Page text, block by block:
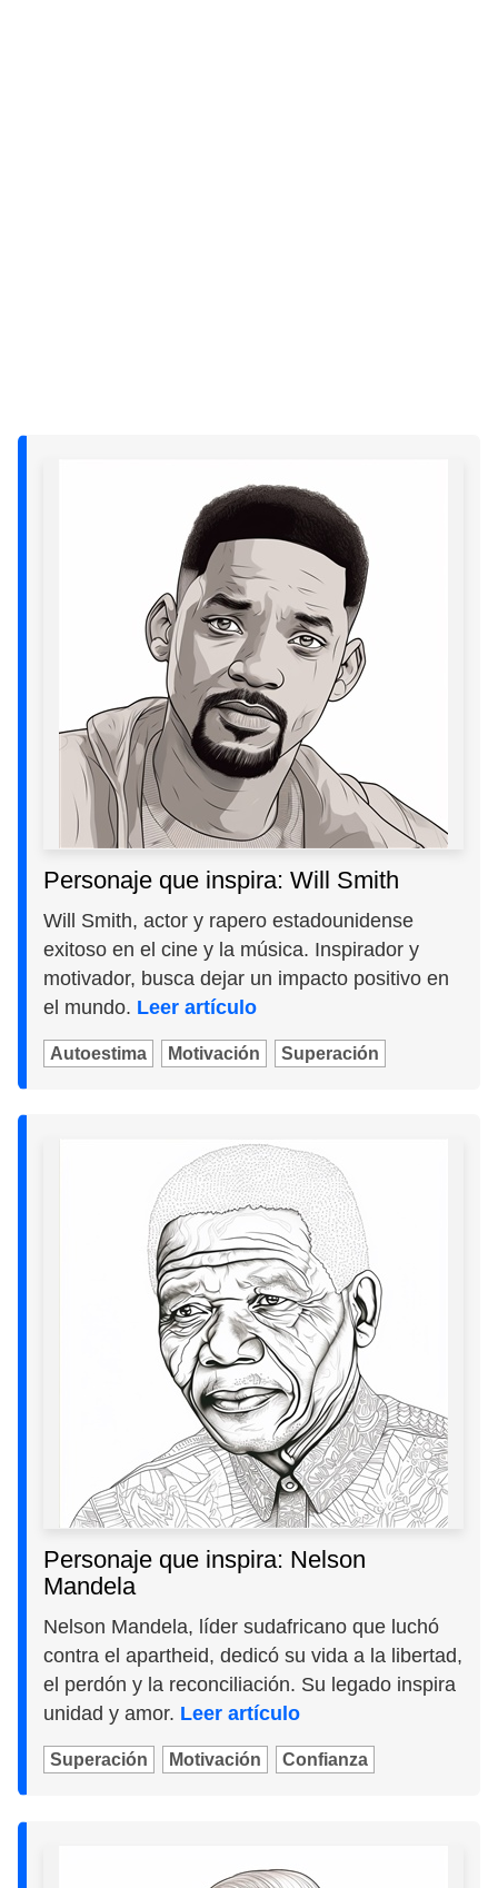
Personaje que inspira: Will Smith
Will Smith, actor y rapero estadounidense
exitoso en el cine y la música. Inspirador y
motivador, busca dejar un impacto positivo en
el mundo. Leer artículo
Autoestima Motivación Superación
Personaje que inspira: Nelson
Mandela
Nelson Mandela, líder sudafricano que luchó
contra el apartheid, dedicó su vida a la libertad,
el perdón y la reconciliación. Su legado inspira
unidad y amor. Leer artículo
Superación Motivación Confianza